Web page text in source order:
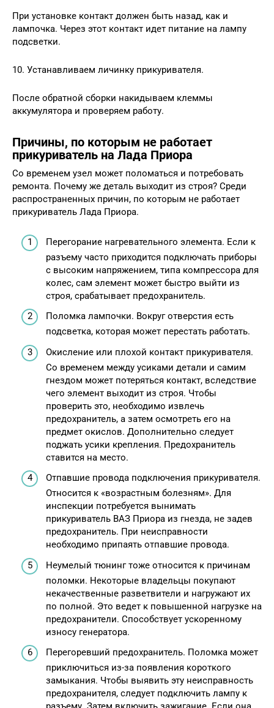
При установке контакт должен быть назад, как и
лампочка. Через этот контакт идет питание на лампу
подсветки.
10. Устанавливаем личинку прикуривателя.
После обратной сборки накидываем клеммы
аккумулятора и проверяем работу.
Причины, по которым не работает
прикуриватель на Лада Приора
Со временем узел может поломаться и потребовать
ремонта. Почему же деталь выходит из строя? Среди
распространенных причин, по которым не работает
прикуриватель Лада Приора.
Перегорание нагревательного элемента. Если к
разъему часто приходится подключать приборы
с высоким напряжением, типа компрессора для
колес, сам элемент может быстро выйти из
строя, срабатывает предохранитель.
Поломка лампочки. Вокруг отверстия есть
подсветка, которая может перестать работать.
Окисление или плохой контакт прикуривателя.
Со временем между усиками детали и самим
гнездом может потеряться контакт, вследствие
чего элемент выходит из строя. Чтобы
проверить это, необходимо извлечь
предохранитель, а затем осмотреть его на
предмет окислов. Дополнительно следует
поджать усики крепления. Предохранитель
ставится на место.
Отпавшие провода подключения прикуривателя.
Относится к «возрастным болезням». Для
инспекции потребуется вынимать
прикуриватель ВАЗ Приора из гнезда, не задев
предохранитель. При неисправности
необходимо припаять отпавшие провода.
Неумелый тюнинг тоже относится к причинам
поломки. Некоторые владельцы покупают
некачественные разветвители и нагружают их
по полной. Это ведет к повышенной нагрузке на
предохранители. Способствует ускоренному
износу генератора.
Перегоревший предохранитель. Поломка может
приключиться из-за появления короткого
замыкания. Чтобы выявить эту неисправность
предохранителя, следует подключить лампу к